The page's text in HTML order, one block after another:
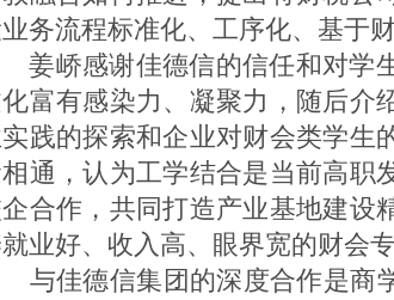
务流程标准化、工序化、基于
峤感谢佳德信的信任和对学
富有感染力、凝聚力，随后介
践的探索和企业对财会类学生
通，认为工学结合是当前高职
合作，共同打造产业基地建设
业好、收入高、眼界宽的财会专
佳德信集团的深度合作是商